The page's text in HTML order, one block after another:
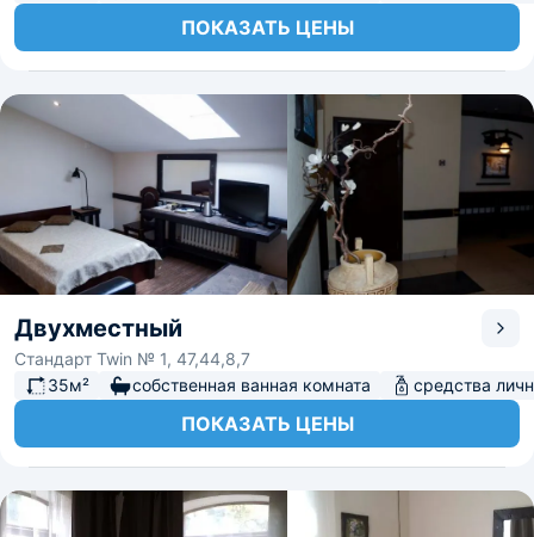
ПОКАЗАТЬ ЦЕНЫ
Двухместный
Стандарт Twin № 1, 47,44,8,7
35м²
собственная ванная комната средства
ПОКАЗАТЬ ЦЕНЫ